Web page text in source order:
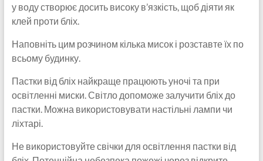
у воду створює досить високу в’язкість, щоб діяти як
клей проти бліх.
Наповніть цим розчином кілька мисок і розставте їх по
всьому будинку.
Пастки від бліх найкраще працюють уночі та при
освітленні миски. Світло допоможе залучити бліх до
пастки. Можна використовувати настільні лампи чи
ліхтарі.
Не використовуйте свічки для освітлення пастки від